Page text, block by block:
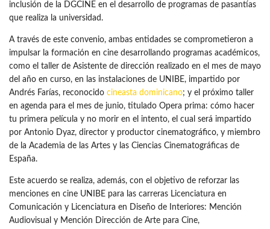
inclusión de la DGCINE en el desarrollo de programas de pasantías
que realiza la universidad.
A través de este convenio, ambas entidades se comprometieron a
impulsar la formación en cine desarrollando programas académicos,
como el taller de Asistente de dirección realizado en el mes de mayo
del año en curso, en las instalaciones de UNIBE, impartido por
Andrés Farías, reconocido cineasta dominicano; y el próximo taller
en agenda para el mes de junio, titulado Opera prima: cómo hacer
tu primera película y no morir en el intento, el cual será impartido
por Antonio Dyaz, director y productor cinematográfico, y miembro
de la Academia de las Artes y las Ciencias Cinematográficas de
España.
Este acuerdo se realiza, además, con el objetivo de reforzar las
menciones en cine UNIBE para las carreras Licenciatura en
Comunicación y Licenciatura en Diseño de Interiores: Mención
Audiovisual y Mención Dirección de Arte para Cine,